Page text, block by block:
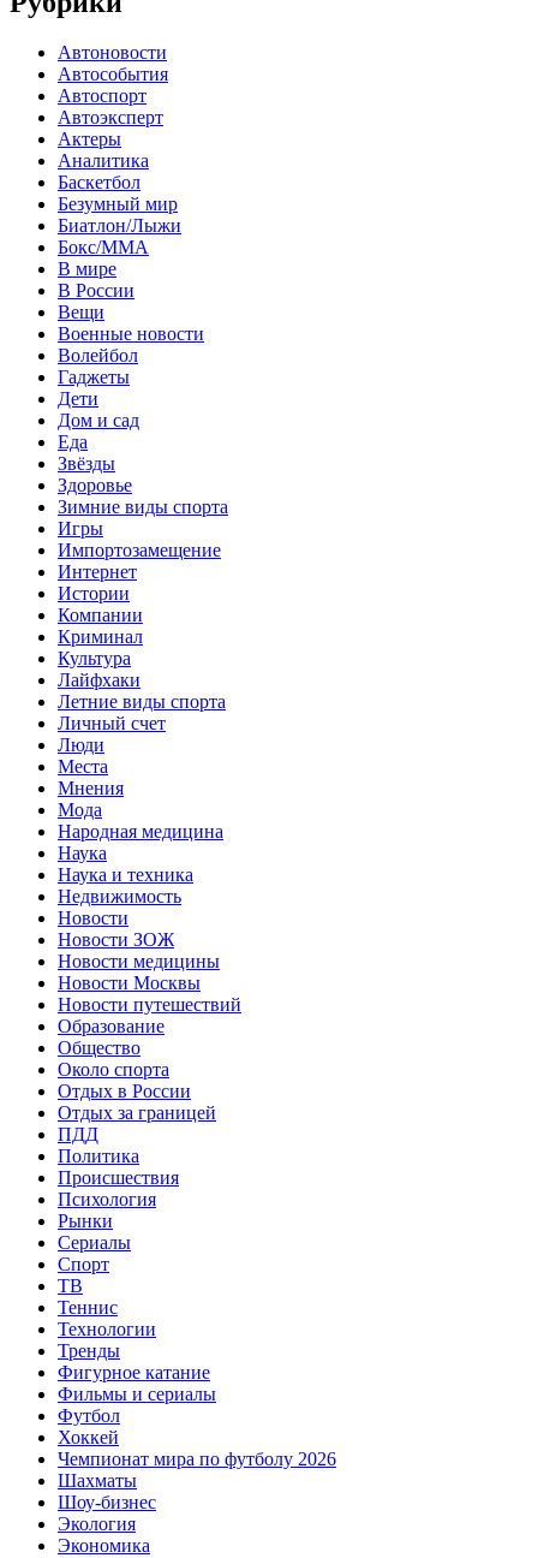
Автоновости
Автособытия
Автоспорт
Автоэксперт
Актеры
Аналитика
Баскетбол
Безумный мир
Биатлон/Лыжи
Бокс/MMA
В мире
В России
Вещи
Военные новости
Волейбол
Гаджеты
Дети
Дом и сад
Еда
Звёзды
Здоровье
Зимние виды спорта
Игры
Импортозамещение
Интернет
Истории
Компании
Криминал
Культура
Лайфхаки
Летние виды спорта
Личный счет
Люди
Места
Мнения
Мода
Народная медицина
Наука
Наука и техника
Недвижимость
Новости
Новости ЗОЖ
Новости медицины
Новости Москвы
Новости путешествий
Образование
Общество
Около спорта
Отдых в России
Отдых за границей
ПДД
Политика
Происшествия
Психология
Рынки
Сериалы
Спорт
ТВ
Теннис
Технологии
Тренды
Фигурное катание
Фильмы и сериалы
Футбол
Хоккей
Чемпионат мира по футболу 2026
Шахматы
Шоу-бизнес
Экология
Экономика